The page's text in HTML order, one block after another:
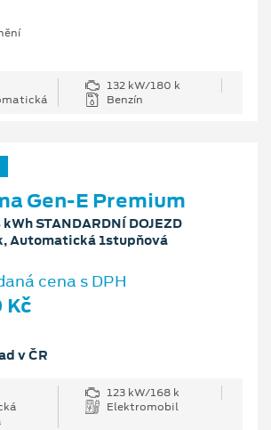
132 kW/180 k
Benzín
Gen-E Premium
STANDARDNÍ DOJEZD
Automatická 1stupňová
cena s DPH
v ČR
123 kW/168 k
Elektromobil